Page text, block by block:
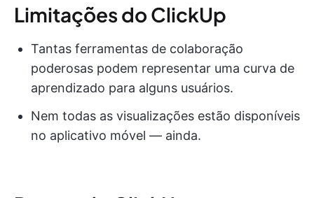
Limitações do ClickUp
Tantas ferramentas de colaboração
poderosas podem representar uma curva de
aprendizado para alguns usuários.
Nem todas as visualizações estão disponíveis
no aplicativo móvel — ainda.